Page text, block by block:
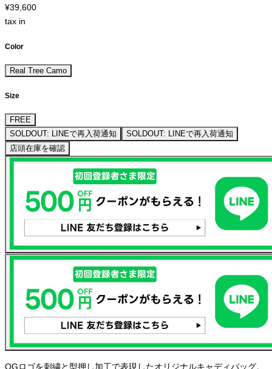
¥39,600
tax in
Color
Real Tree Camo
Size
FREE
SOLDOUT: LINEで再入荷通知
SOLDOUT: LINEで再入荷通知
店頭在庫を確認
OGロゴを刺繍と型押し加工で表現したオリジナルキャディバッグ。